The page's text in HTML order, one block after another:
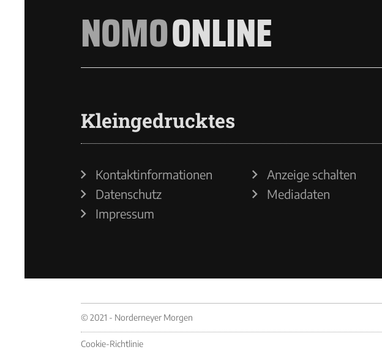
NOMOONLINE
Kleingedrucktes
Kontaktinformationen
Datenschutz
Impressum
Anzeige schalten
Mediadaten
© 2021 - Norderneyer Morgen
Cookie-Richtlinie